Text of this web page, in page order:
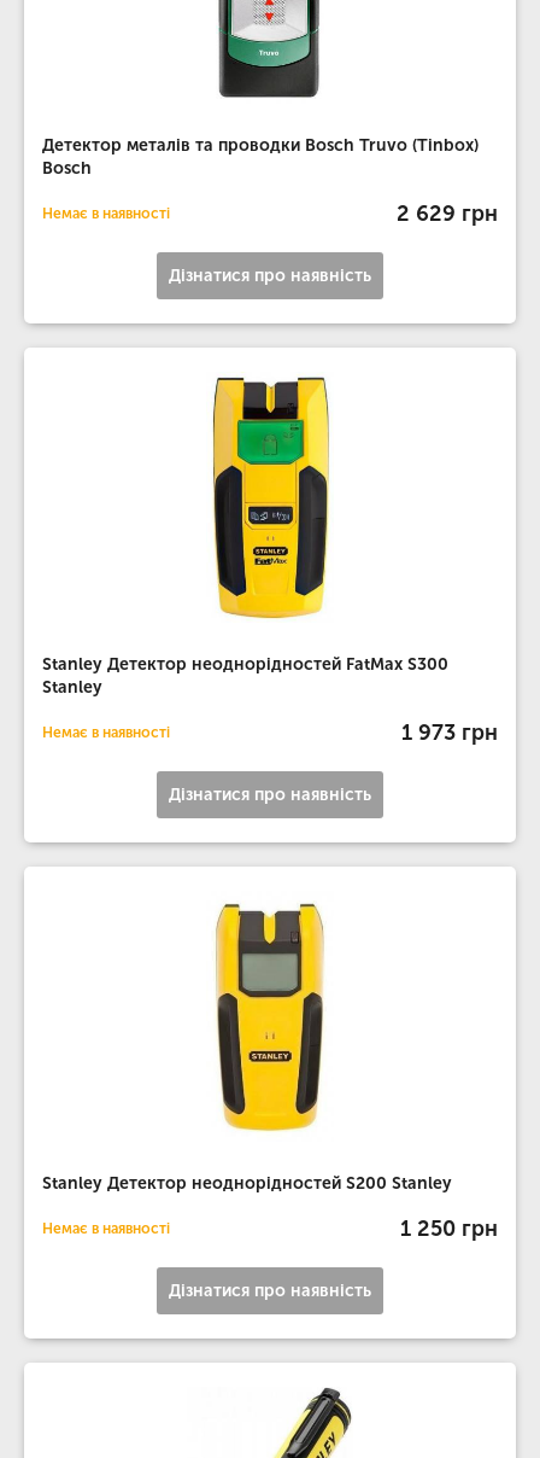
Детектор металів та проводки Bosch Truvo (Tinbox)
Bosch
Немає в наявності 2 629 грн
Дізнатися про наявність
Stanley Детектор неоднорідностей FatMax S300
Stanley
Немає в наявності 1 973 грн
Дізнатися про наявність
Stanley Детектор неоднорідностей S200 Stanley
Немає в наявності 1 250 грн
Дізнатися про наявність